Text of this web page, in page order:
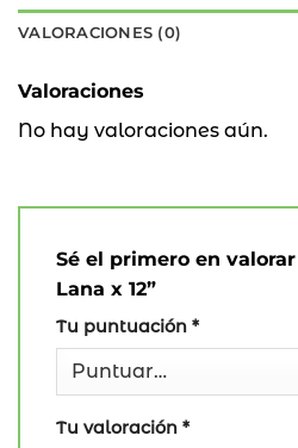
VALORACIONES (0)
Valoraciones
No hay valoraciones aún.
Sé el primero en
Lana x 12”
Tu puntuación *
Tu valoración *